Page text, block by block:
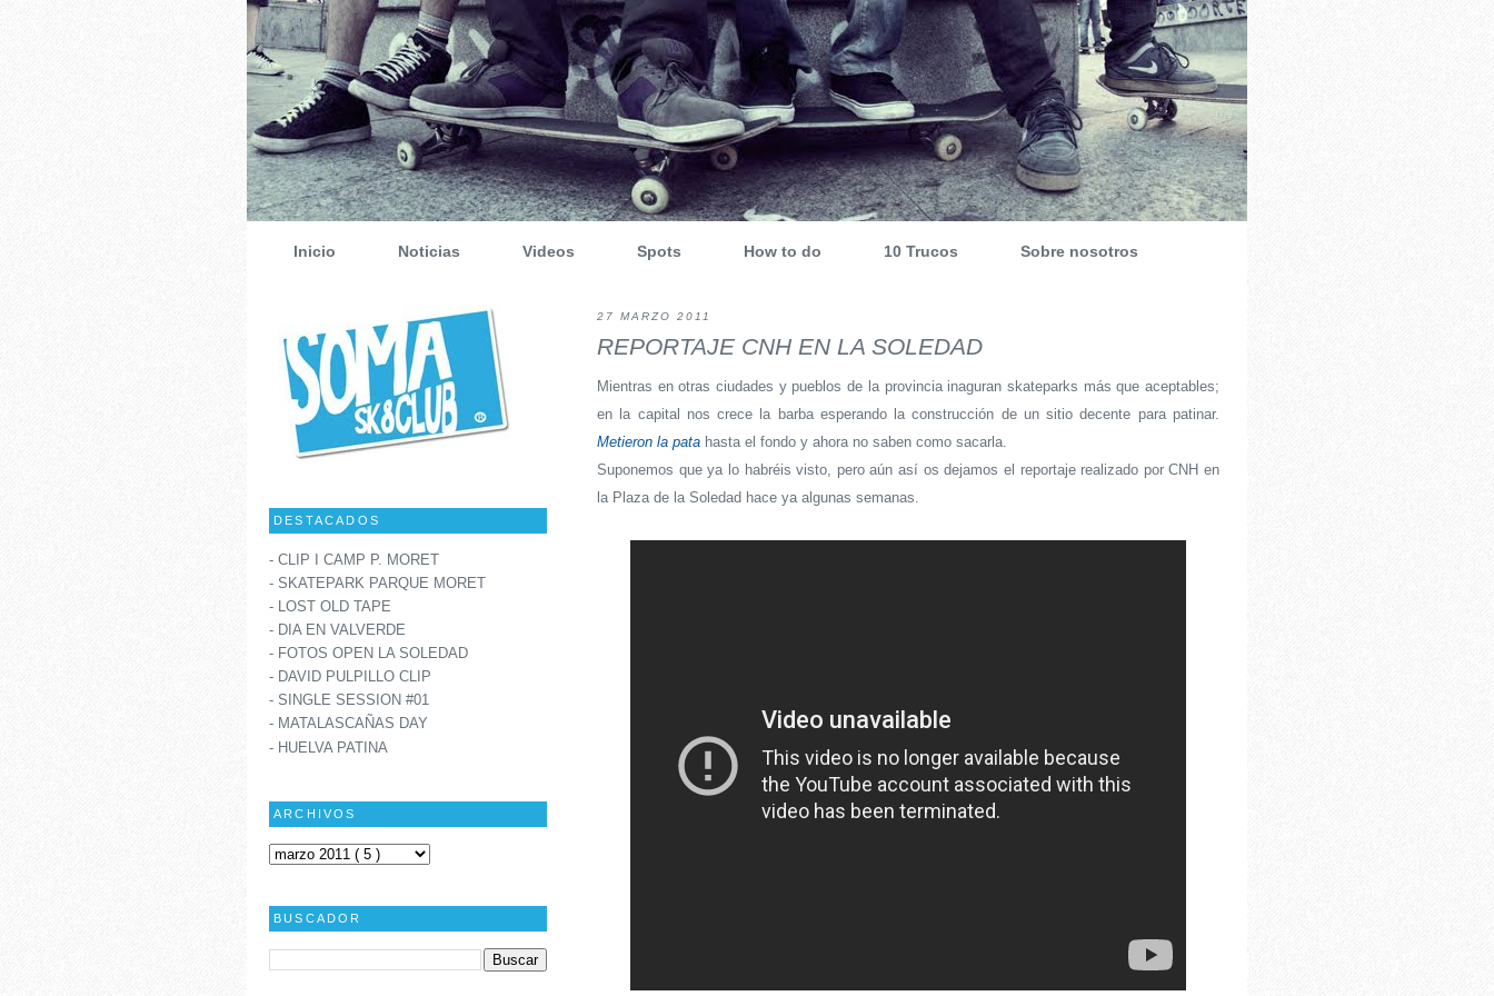
Inicio Noticias Videos Spots How to do 10 Trucos Sobre nosotros
27 MARZO 2011
REPORTAJE CNH EN LA SOLEDAD
Mientras en otras ciudades y pueblos de la provincia inaguran skateparks más que aceptables;
en la capital nos crece la barba esperando la construcción de un sitio decente para patinar.
Metieron la pata hasta el fondo y ahora no saben como sacarla.
Suponemos que ya lo habréis visto, pero aún así os dejamos el reportaje realizado por CNH en
la Plaza de la Soledad hace ya algunas semanas.
DESTACADOS
- CLIP I CAMP P. MORET
- SKATEPARK PARQUE MORET
- LOST OLD TAPE
- DIA EN VALVERDE
- FOTOS OPEN LA SOLEDAD
- DAVID PULPILLO CLIP
- SINGLE SESSION #01
- MATALASCAÑAS DAY
- HUELVA PATINA
ARCHIVOS
BUSCADOR